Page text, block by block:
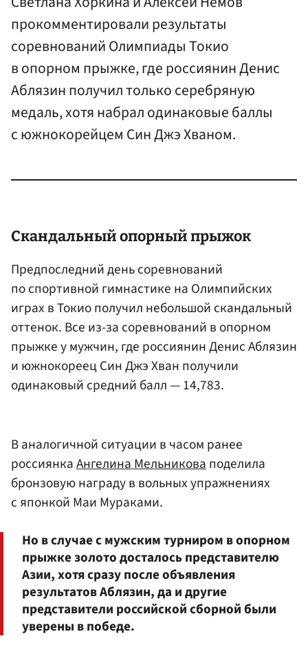
прокомментировали результаты
соревнований Олимпиады Токио
в опорном прыжке, где россиянин Денис
Аблязин получил только серебряную
медаль, хотя набрал одинаковые баллы
с южнокорейцем Син Джэ Хваном.
Скандальный опорный прыжок
Предпоследний день соревнований
по спортивной гимнастике на Олимпийских
играх в Токио получил небольшой скандальный
оттенок. Все из-за соревнований в опорном
прыжке у мужчин, где россиянин Денис Аблязин
и южнокореец Син Джэ Хван получили
одинаковый средний балл — 14,783.
В аналогичной ситуации в часом ранее
россиянкаАнгелина Мельниковаподелила
бронзовую награду в вольных упражнениях
с японкой Маи Мураками.
Но в случае с мужским турниром в опорном
прыжке золото досталось представителю
Азии, хотя сразу после объявления
результатов Аблязин, да и другие
представители российской сборной были
уверены в победе.